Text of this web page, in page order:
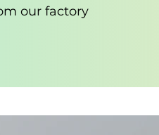
our factory